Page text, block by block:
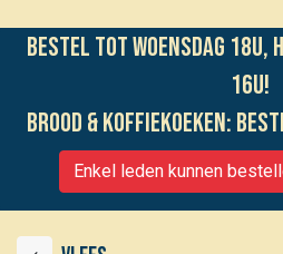
Bestel tot woensdag 18u,
16u!
Brood & koffiekoeken:
Enkel leden kunnen